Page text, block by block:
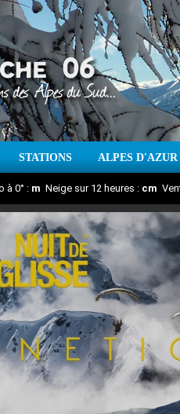
STATIONS ALPES D'AZUR
: T° Min : °C T° Max :°C
à 0° : m Neige sur 12 heures : cm
en direct l'actualité des stations